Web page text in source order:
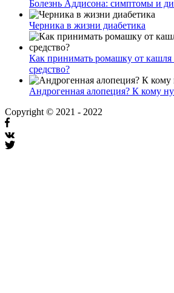
Болезнь Аддисона: симптомы и
Черника в жизни диабетика
Как принимать ромашку от кашля
средство?
Андрогенная алопеция? К кому
Copyright © 2021 - 2022